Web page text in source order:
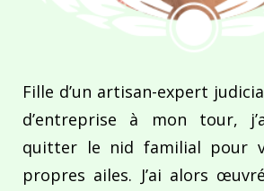
Fille d’un artisan-expert
d’entreprise à mon tour,
quitter le nid familial pour
propres ailes. J’ai alors